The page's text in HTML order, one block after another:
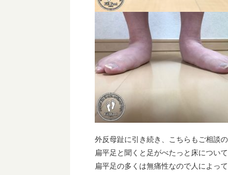
外反母趾に引き続き、こちらもご相談の
扁平足と聞くと足がべたっと床につい
扁平足の多くは無痛性なので人によっ